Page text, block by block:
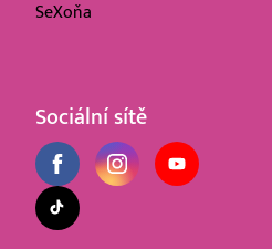
SeXoňa
Sociální sítě